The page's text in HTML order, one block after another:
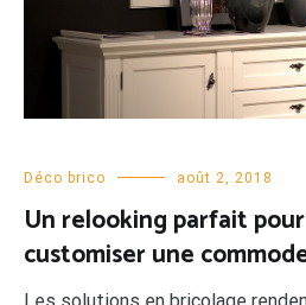
Déco brico août 2, 2018
Un relooking parfait
customiser une